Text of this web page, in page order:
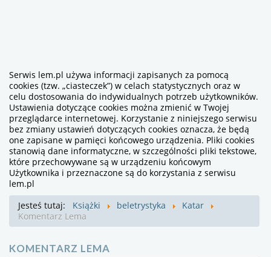
Serwis lem.pl używa informacji zapisanych za pomocą
cookies (tzw. „ciasteczek”) w celach statystycznych oraz w
celu dostosowania do indywidualnych potrzeb użytkowników.
Ustawienia dotyczące cookies można zmienić w Twojej
przeglądarce internetowej. Korzystanie z niniejszego serwisu
bez zmiany ustawień dotyczących cookies oznacza, że będą
one zapisane w pamięci końcowego urządzenia. Pliki cookies
stanowią dane informatyczne, w szczególności pliki tekstowe,
które przechowywane są w urządzeniu końcowym
Użytkownika i przeznaczone są do korzystania z serwisu
lem.pl
Jesteś tutaj:
Książki beletrystyka
Katar
Komentarz Lema
KOMENTARZ LEMA